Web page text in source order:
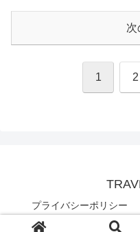
次
1 2
プライバシーポリシー
©